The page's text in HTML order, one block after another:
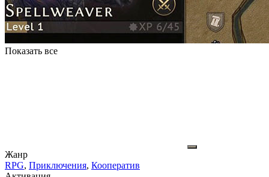
Показать все
Жанр
RPG, Приключения, Кооператив